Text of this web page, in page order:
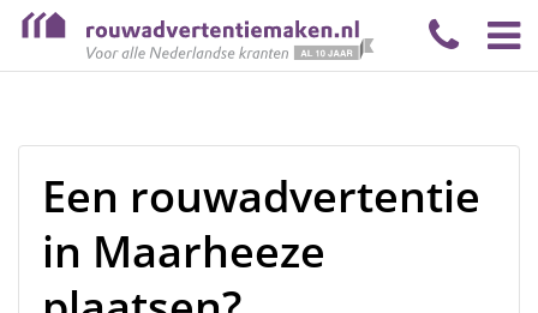
Een rouwadvertentie
in Maarheeze